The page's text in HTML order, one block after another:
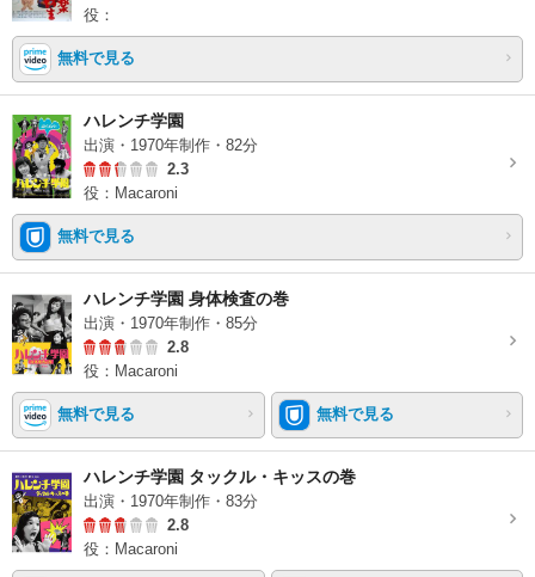
役：
無料で見る
ハレンチ学園
出演・1970年制作・82分
2.3
役：Macaroni
無料で見る
ハレンチ学園 身体検査の巻
出演・1970年制作・85分
2.8
役：Macaroni
無料で見る 無料で見る
ハレンチ学園 タックル・キッスの巻
出演・1970年制作・83分
2.8
役：Macaroni